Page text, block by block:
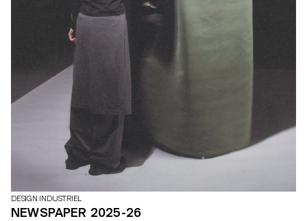
DESIGN INDUSTRIEL
NEWSPAPER 2025-26